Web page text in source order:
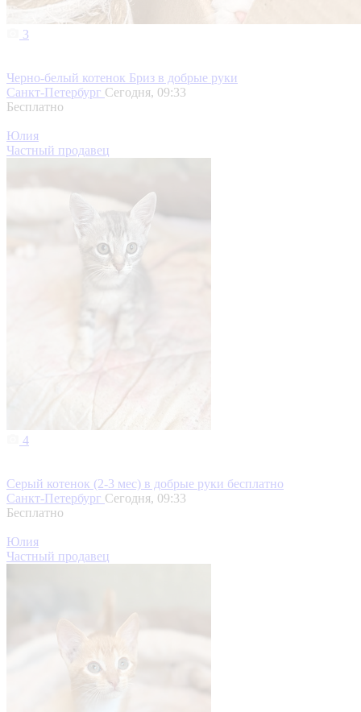
3
Черно-белый котенок Бриз в добрые руки
Санкт-Петербург Сегодня, 09:33
Бесплатно
Юлия
Частный продавец
4
Серый котенок (2-3 мес) в добрые руки бесплатно
Санкт-Петербург Сегодня, 09:33
Бесплатно
Юлия
Частный продавец